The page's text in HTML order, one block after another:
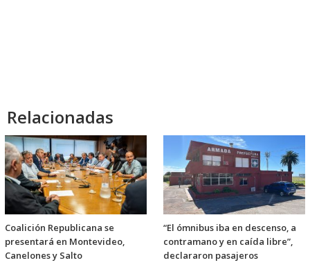
Relacionadas
Coalición Republicana se
presentará en Montevideo,
Canelones y Salto
“El ómnibus iba en descenso, a
contramano y en caída libre”,
declararon pasajeros